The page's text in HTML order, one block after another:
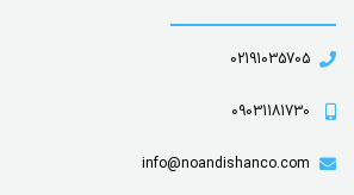
02191035705
09031181730
info@noandishanco.com